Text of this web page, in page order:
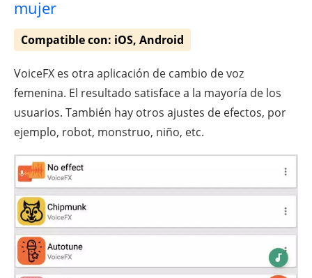
mujer
Compatible con: iOS, Android
VoiceFX es otra aplicación de cambio de voz
femenina. El resultado satisface a la mayoría de los
usuarios. También hay otros ajustes de efectos, por
ejemplo, robot, monstruo, niño, etc.